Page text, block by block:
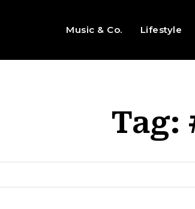
Music & Co. Lifestyle
Tag: